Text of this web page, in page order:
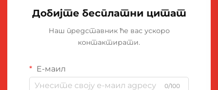
Добијте бесплатни цитат
Наш представник ће вас ускоро
контактирати.
Е-маил
0/100